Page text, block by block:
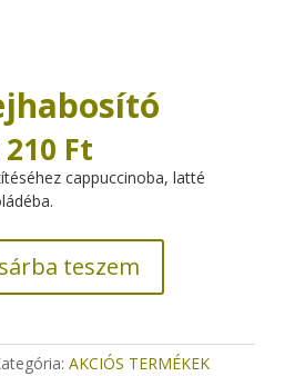
Ft.
FtCurrent
price
is:
210 Ft.
cappuccinoba, latté
teszem
AKCIÓS TERMÉKEK